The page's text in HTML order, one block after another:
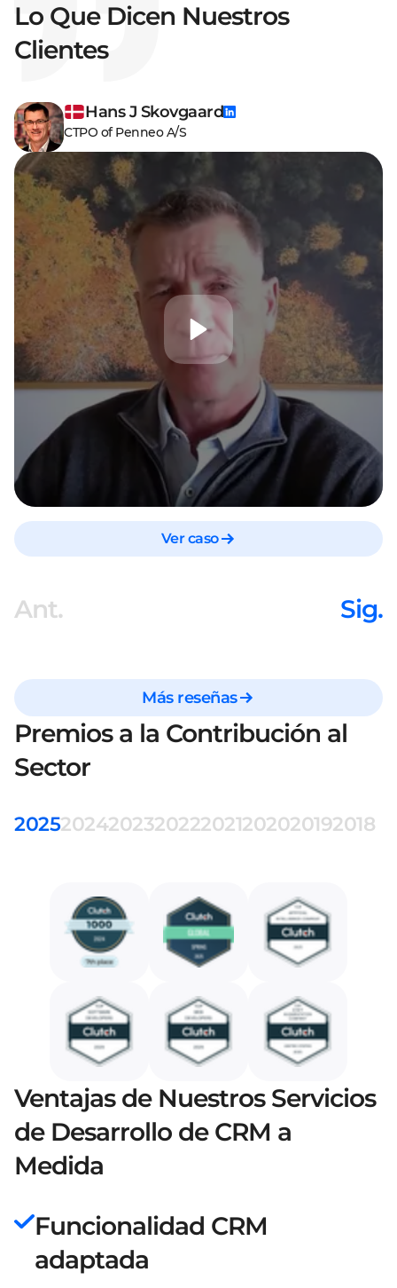
Lo Que Dicen Nuestros
Clientes
Hans J Skovgaard
CTPO of Penneo A/S
Ver caso
Ant. Sig.
Más reseñas
Premios a la Contribución al
Sector
20252024202320222021202020192018
Ventajas de Nuestros Servicios
de Desarrollo de CRM a
Medida
Funcionalidad CRM
adaptada